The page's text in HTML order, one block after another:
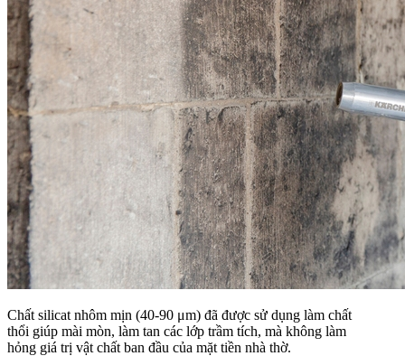
Chất silicat nhôm mịn (40-90 μm) đã được sử dụng làm chất
thổi giúp mài mòn, làm tan các lớp trầm tích, mà không làm
hỏng giá trị vật chất ban đầu của mặt tiền nhà thờ.